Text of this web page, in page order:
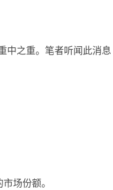
中之重。笔者听闻此消息
场份额。